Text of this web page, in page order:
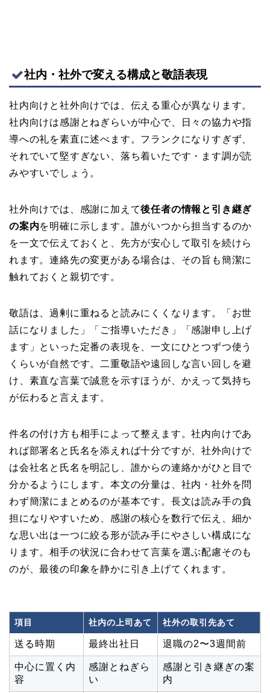
社内・社外で変える構成と敬語表現
社内向けと社外向けでは、伝える重心が異なります。
社内向けは感謝とねぎらいが中心で、日々の協力や指
導への礼を素直に述べます。フランクになりすぎず、
それでいて堅すぎない、落ち着いたです・ます調が読
みやすいでしょう。
社外向けでは、感謝に加えて後任者の情報と引き継ぎ
の案内を明確に示します。誰がいつから担当するのか
を一文で伝えておくと、先方が安心して取引を続けら
れます。連絡先の変更がある場合は、その旨も簡潔に
触れておくと親切です。
敬語は、過剰に重ねると読みにくくなります。「お世
話になりました」「ご指導いただき」「感謝申し上げ
ます」といった定番の表現を、一文にひとつずつ使う
くらいが自然です。二重敬語や遠回しな言い回しを避
け、素直な言葉で誠意を示すほうが、かえって気持ち
が伝わると言えます。
件名の付け方も相手によって整えます。社内向けであ
れば部署名と氏名を添えれば十分ですが、社外向けで
は会社名と氏名を明記し、誰からの連絡かがひと目で
分かるようにします。本文の分量は、社内・社外を問
わず簡潔にまとめるのが基本です。長文は読み手の負
担になりやすいため、感謝の核心を数行で伝え、細か
な思い出は一つに絞る形が読み手にやさしい構成にな
ります。相手の状況に合わせて言葉を選ぶ配慮そのも
のが、最後の印象を静かに引き上げてくれます。
項目 社内の上司あて 社外の取引先あて
送る時期 最終出社日 退職の2〜3週間前
中心に置く内
容
感謝とねぎら
い
感謝と引き継ぎの案
内